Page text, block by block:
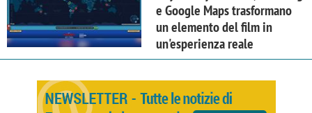
e Google Maps trasformano
un elemento del film in
un'esperienza reale